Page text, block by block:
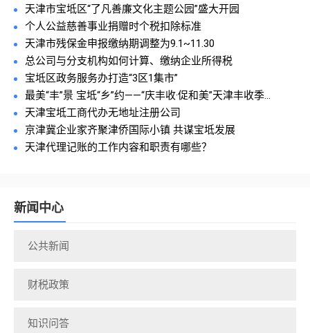
天津市宝坻区“了凡善廉文化主题公园”盛大开园
个人公益慈善事业捐赠时个税扣除标准
天津市残保金申报缴纳期调整为9.1~11.30
总公司与分支机构如何计算、缴纳企业所得税
宝坻区政务服务办打造“3区1集市”
最美“丰”景 宝坻“乡”约——“庆丰收·促和美”天津丰收季...
天津宝坻工商代办无地址注册公司
京津冀企业家齐聚津侨国际小镇 共谋宝坻发展
天津代理记账的工作内容和职责有哪些？
新闻中心
公共新闻
财税政策
知识问答